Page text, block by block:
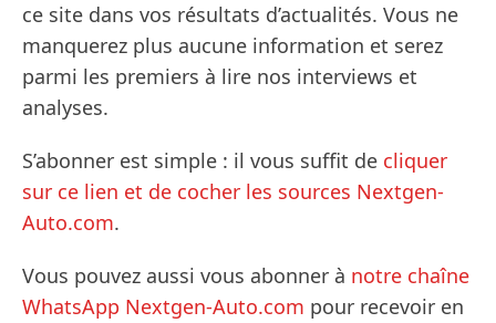
ce site dans vos résultats d’actualités. Vous ne
manquerez plus aucune information et serez
parmi les premiers à lire nos interviews et
analyses.
S’abonner est simple : il vous suffit de cliquer
sur ce lien et de cocher les sources Nextgen-
Auto.com.
Vous pouvez aussi vous abonner à notre chaîne
WhatsApp Nextgen-Auto.com pour recevoir en